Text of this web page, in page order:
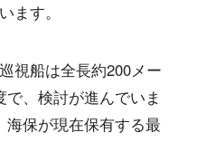
ます。
視船は全長約200メー
で、検討が進んでいま
保が現在保有する最